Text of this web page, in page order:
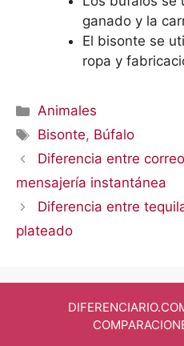
ganado y la
El bisonte se
ropa y
Categorías
Animales
Etiquetas
Bisonte, Búfalo
Diferencia entre
mensajería instantánea
Diferencia entre
plateado